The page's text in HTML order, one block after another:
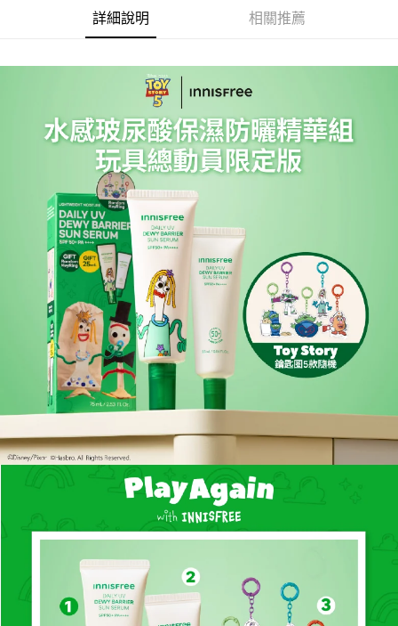
1.分期款項不併入電信帳單，「大哥付你分期」於每月結算日後寄送繳費提
帳／街口支付／iPASS MONEY」等通路繳費。
1.本服務係由「台灣大哥大股份有限公司」（以下簡稱本公司）所提供，讓
用戶於交易時，得透過本服務購買商品或服務，並由商店將買賣／分期付款
買賣價金債權讓與本公司後，依約使用本公司帳單繳交帳款。
2.基於同意付款使用「大哥付你分期」之契約關係目的，商店將以您的個人
資料（包含姓名、電話或地址）提供予台灣大哥大進項蒐集、處理及利用，
由本公司與您本人進行分期帳單所需資料之確認、核對及更正。
3.完整用戶服務條款，請詳閱以下連結：
２．訂單成立數日內，您將收到繳費通知簡訊。
３．收到繳費通知簡訊後14天內，點擊此簡訊中的連結，可透過四大超商／
ATM／網路銀行／等多元方式進行付款，方視為交易完成。
※ 請注意：結帳手續完成當下不需立刻繳費，但若您需要取消訂單，請聯絡
購買商品的店家。未經商家同意取消之訂單仍視為有效，需透過AFTEE先享
後付繳納相關費用。
※ 交易是否成功請以「AFTEE先享後付 」之結帳頁面顯示為準，若有關於
是否繳費成功／繳費後需取消欲退款等相關疑問，請聯繫「AFTEE先享後付
客戶支援中心」https://netprotections.freshdesk.com/support/home
【注意事項】
１．透過由恩沛科技股份有限公司提供之「AFTEE先享後付」服務完成之交
易，需依本服務之必要範圍內提供個人資料，並將交易相關給付款項請求債
權轉讓予恩沛科技股份有限公司。
２．關於個人資料處理事宜，請瀏覽以下網址：
https://aftee.tw/terms/#terms3
３．未成年的使用者請事先徵得法定代理人或監護人之同意方可使用
「AFTEE先享後付」，若未經同意申辦者引起之損失，本公司不負相關責
４．使用「AFTEE先享後付」時，將依據個別帳號之用戶狀況，依本公司即
時審查核予不同之上限額度；若仍有額度不足之情形，本公司將視審查結果
請求用戶進行身份認證。
５．嚴禁一人註冊多個帳號或使用他人資訊註冊。若發現惡意使用之情形，
恩沛科技股份有限公司將有權停止該用戶之使用額度並採取法律行動。
每筆NT$70，滿NT$899(含以上)免運費
每筆NT$70，滿NT$899(含以上)免運費
每筆NT$100，滿NT$1,000(含以上)免運費
京站台北店客服中心(1F星巴克旁) 即日起不提供京站紙袋，取件時
請自備購物袋，若需購買紙袋可現場詢問
免運費
詳細說明 相關推薦